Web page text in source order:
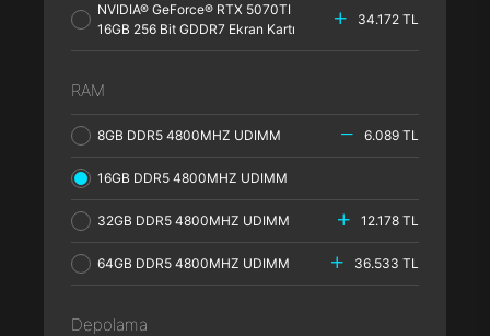
NVIDIA® GeForce® RTX 5070TI
16GB 256 Bit GDDR7 Ekran Kartı
34.172 TL
RAM
8GB DDR5 4800MHZ UDIMM 6.089 TL
16GB DDR5 4800MHZ UDIMM
32GB DDR5 4800MHZ UDIMM 12.178 TL
64GB DDR5 4800MHZ UDIMM 36.533 TL
Depolama